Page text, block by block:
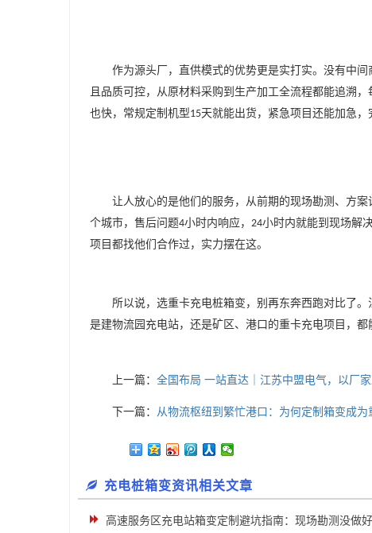
作为源头厂，直供模式的优势更是实打实。没有中
且品质可控，从原材料采购到生产加工全流程都能追溯
也快，常规定制机型15天就能出货，紧急项目还能加急，
让人放心的是他们的服务，从前期的现场勘测、方
个城市，售后问题4小时内响应， 24小时内就能到现场解
项目都找他们合作过，实力摆在这。
所以说，选重卡充电桩箱变，别再东奔西跑对比了
是建物流园充电站，还是矿区、港口的重卡充电项目，都
上一篇： 全国布局 一站直达｜江苏中盟电气，以厂
下一篇： 从物流枢纽到繁忙港口：为何定制箱变成为
充电桩箱变资讯相关文章
高速服务区充电站箱变定制避坑指南：现场勘测没做